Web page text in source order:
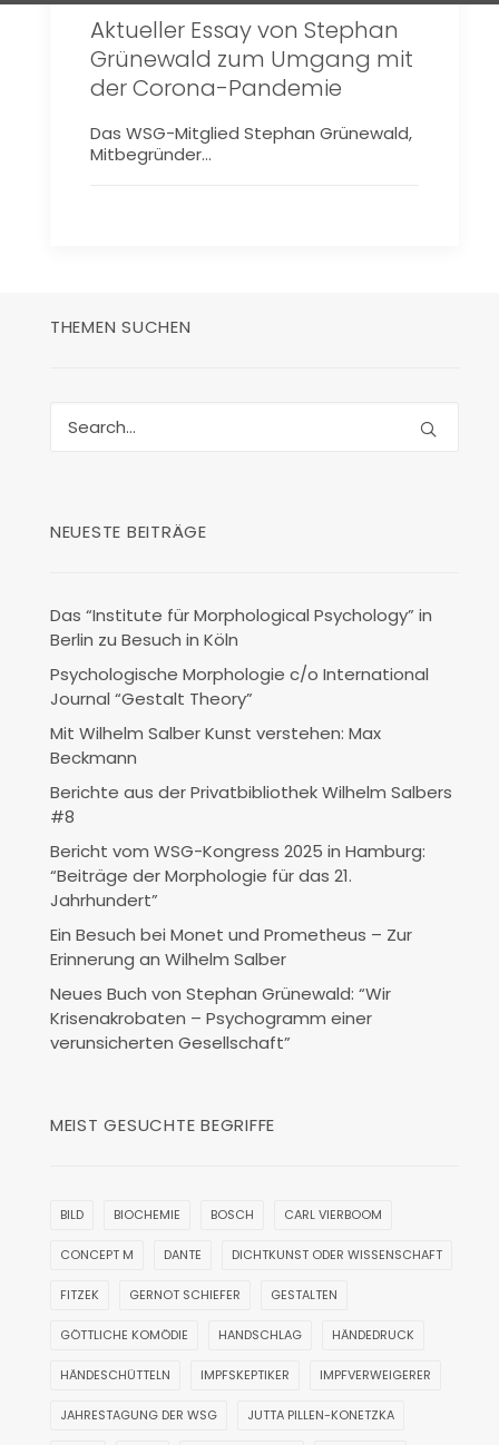
Aktueller Essay von Stephan
Grünewald zum Umgang mit
der Corona-Pandemie
Das WSG-Mitglied Stephan Grünewald,
Mitbegründer…
THEMEN SUCHEN
NEUESTE BEITRÄGE
Das “Institute für Morphological Psychology” in
Berlin zu Besuch in Köln
Psychologische Morphologie c/o International
Journal “Gestalt Theory”
Mit Wilhelm Salber Kunst verstehen: Max
Beckmann
Berichte aus der Privatbibliothek Wilhelm Salbers
#8
Bericht vom WSG-Kongress 2025 in Hamburg:
“Beiträge der Morphologie für das 21.
Jahrhundert”
Ein Besuch bei Monet und Prometheus – Zur
Erinnerung an Wilhelm Salber
Neues Buch von Stephan Grünewald: “Wir
Krisenakrobaten – Psychogramm einer
verunsicherten Gesellschaft”
MEIST GESUCHTE BEGRIFFE
BILD BIOCHEMIE BOSCH CARL VIERBOOM
CONCEPT M DANTE DICHTKUNST ODER WISSENSCHAFT
FITZEK GERNOT SCHIEFER GESTALTEN
GÖTTLICHE KOMÖDIE HANDSCHLAG HÄNDEDRUCK
HÄNDESCHÜTTELN IMPFSKEPTIKER IMPFVERWEIGERER
JAHRESTAGUNG DER WSG JUTTA PILLEN-KONETZKA